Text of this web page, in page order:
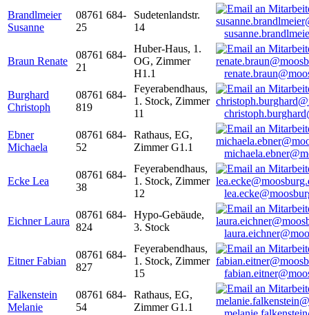
Brandlmeier
Susanne
08761 684-
25
Sudetenlandstr.
14
Braun Renate
08761 684-
21
Huber-Haus, 1.
OG, Zimmer
H1.1
Burghard
Christoph
08761 684-
819
Feyerabendhaus,
1. Stock, Zimmer
11
Ebner
Michaela
08761 684-
52
Rathaus, EG,
Zimmer G1.1
Ecke Lea
08761 684-
38
Feyerabendhaus,
1. Stock, Zimmer
12
Eichner Laura
08761 684-
824
Hypo-Gebäude,
3. Stock
Eitner Fabian
08761 684-
827
Feyerabendhaus,
1. Stock, Zimmer
15
Falkenstein
Melanie
08761 684-
54
Rathaus, EG,
Zimmer G1.1